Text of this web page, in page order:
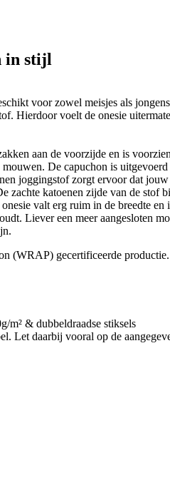
in stijl
voor zowel meisjes als
Hierdoor voelt de onesie uitermate
aan de voorzijde en is
De capuchon is uitgevoerd
joggingstof zorgt ervoor dat
zachte katoenen zijde van de stof
valt erg ruim in de breedte en
Liever een meer aangesloten
(WRAP) gecertificeerde productie.
m² & dubbeldraadse stiksels
Let daarbij vooral op de